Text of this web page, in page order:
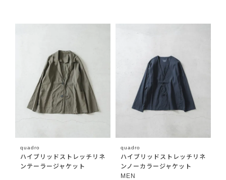
quadro
ハイブリッドストレッチリネ
ンテーラージャケット
quadro
ハイブリッドストレッチリネ
ンノーカラージャケット
MEN